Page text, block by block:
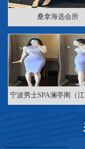
桑拿海选会所
宁波男士SPA澜亭阁（江